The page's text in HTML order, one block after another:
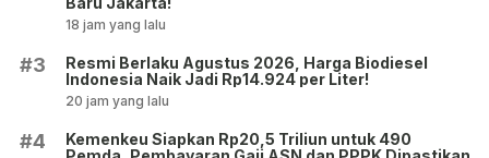
18 jam yang lalu
#3
Resmi Berlaku Agustus 2026, Harga Biodiesel
Indonesia Naik Jadi Rp14.924 per Liter!
20 jam yang lalu
#4
Kemenkeu Siapkan Rp20,5 Triliun untuk 490